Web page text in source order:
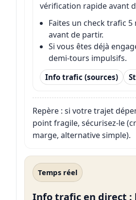
vérification rapide avant
Faites un check trafic 5
avant de partir.
Si vous êtes déjà
demi-tours impulsifs.
Info trafic (sources)
Repère : si votre trajet
point fragile, sécurisez-le
marge, alternative simple).
Temps réel
Info trafic en direct :